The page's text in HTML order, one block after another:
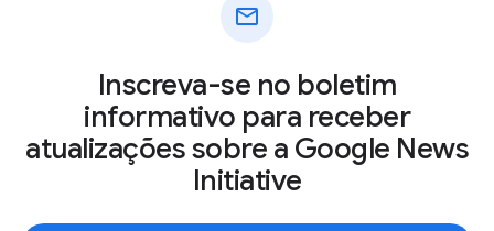
mail
Inscreva-se no boletim
informativo para receber
atualizações sobre a Google News
Initiative